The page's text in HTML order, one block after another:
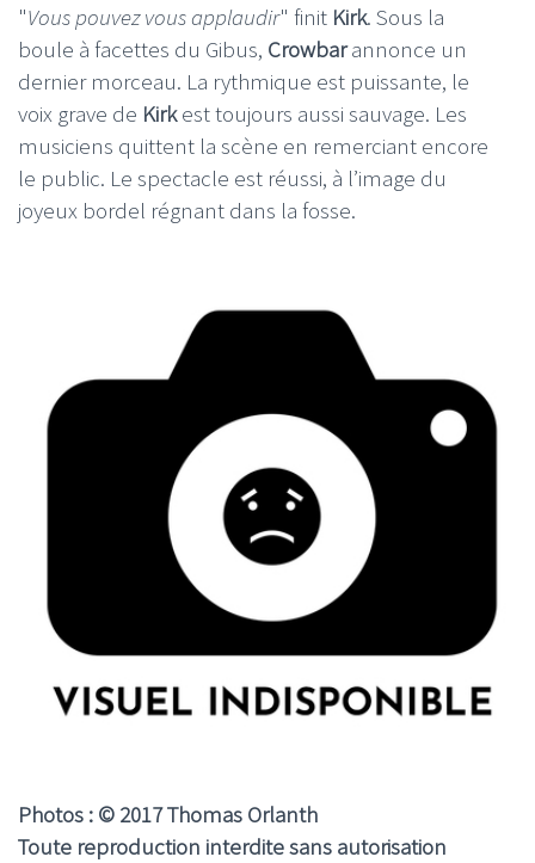
"Vous pouvez vous applaudir" finit Kirk. Sous la
boule à facettes du Gibus, Crowbarannonce un
dernier morceau. La rythmique est puissante, le
voix grave de Kirkest toujours aussi sauvage. Les
musiciens quittent la scène en remerciant encore
le public. Le spectacle est réussi, à l’image du
joyeux bordel régnant dans la fosse.
Photos : © 2017 Thomas Orlanth
Toute reproduction interdite sans autorisation